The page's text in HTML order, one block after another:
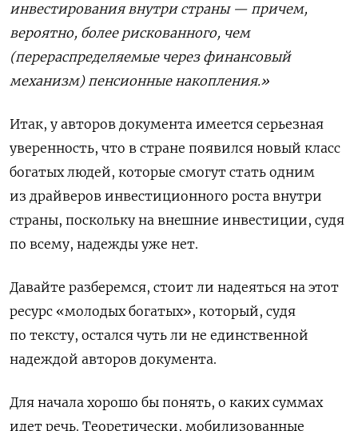
инвестирования внутри страны — причем,
вероятно, более рискованного, чем
(перераспределяемые через финансовый
механизм) пенсионные накопления.»
Итак, у авторов документа имеется серьезная
уверенность, что в стране появился новый класс
богатых людей, которые смогут стать одним
из драйверов инвестиционного роста внутри
страны, поскольку на внешние инвестиции, судя
по всему, надежды уже нет.
Давайте разберемся, стоит ли надеяться на этот
ресурс «молодых богатых», который, судя
по тексту, остался чуть ли не единственной
надеждой авторов документа.
Для начала хорошо бы понять, о каких суммах
идет речь. Теоретически, мобилизованные